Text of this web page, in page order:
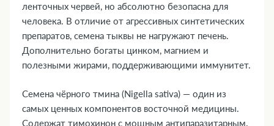
ленточных червей, но абсолютно безопасна для
человека. В отличие от агрессивных синтетических
препаратов, семена тыквы не нагружают печень.
Дополнительно богаты цинком, магнием и
полезными жирами, поддерживающими иммунитет.
Семена чёрного тмина (Nigella sativa) — один из
самых ценных компонентов восточной медицины.
Содержат тимохинон с мощным антипаразитарным,